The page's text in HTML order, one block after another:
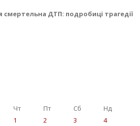
смертельна ДТП: подробиці трагедії
Чт Пт Сб
Нд
1
2 3
4